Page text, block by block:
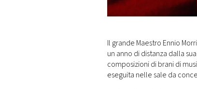
DI
MONACO
RMC
CONSIGLIA
Il grande Maestro Ennio
un anno di distanza dalla
composizioni di brani di
eseguita nelle sale da